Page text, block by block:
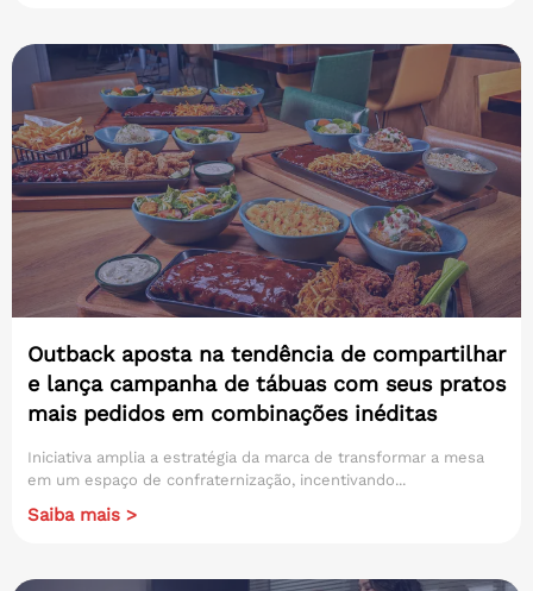
Outback aposta na tendência de compartilhar
e lança campanha de tábuas com seus pratos
mais pedidos em combinações inéditas
Iniciativa amplia a estratégia da marca de transformar a mesa
em um espaço de confraternização, incentivando...
Saiba mais >